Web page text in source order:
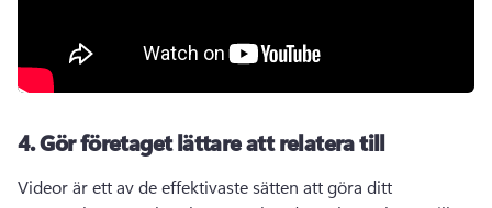
4.Gör företaget lättare att relatera till
Videor är ett av de effektivaste sätten att göra ditt